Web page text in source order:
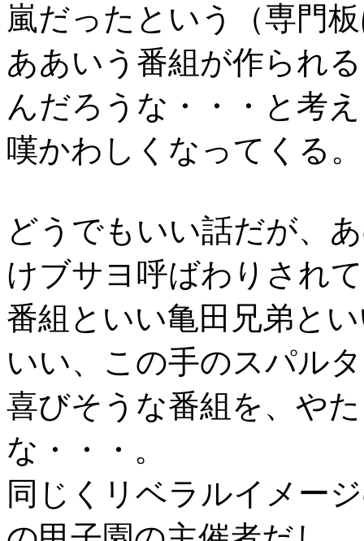
嵐だったという（専門
ああいう番組が作られ
んだろうな・・・と考
嘆かわしくなってくる。
どうでもいい話だが、
けブサヨ呼ばわりされ
番組といい亀田兄弟と
いい、この手のスパル
喜びそうな番組を、や
な・・・。
同じくリベラルイメー